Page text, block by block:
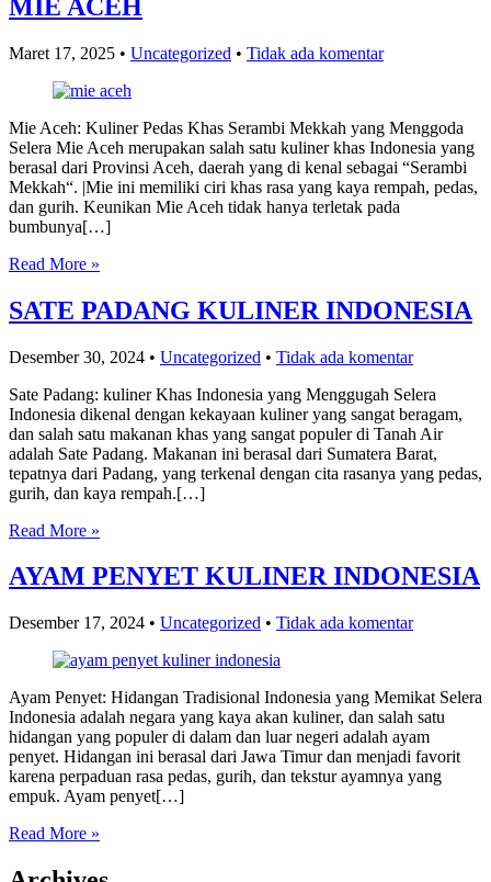
MIE ACEH
Maret 17, 2025 • Uncategorized • Tidak ada komentar
Mie Aceh: Kuliner Pedas Khas Serambi Mekkah yang Menggoda
Selera Mie Aceh merupakan salah satu kuliner khas Indonesia yang
berasal dari Provinsi Aceh, daerah yang di kenal sebagai “Serambi
Mekkah“. |Mie ini memiliki ciri khas rasa yang kaya rempah, pedas,
dan gurih. Keunikan Mie Aceh tidak hanya terletak pada
bumbunya[…]
Read More »
SATE PADANG KULINER INDONESIA
Desember 30, 2024 • Uncategorized • Tidak ada komentar
Sate Padang: kuliner Khas Indonesia yang Menggugah Selera
Indonesia dikenal dengan kekayaan kuliner yang sangat beragam,
dan salah satu makanan khas yang sangat populer di Tanah Air
adalah Sate Padang. Makanan ini berasal dari Sumatera Barat,
tepatnya dari Padang, yang terkenal dengan cita rasanya yang pedas,
gurih, dan kaya rempah.[…]
Read More »
AYAM PENYET KULINER INDONESIA
Desember 17, 2024 • Uncategorized • Tidak ada komentar
Ayam Penyet: Hidangan Tradisional Indonesia yang Memikat Selera
Indonesia adalah negara yang kaya akan kuliner, dan salah satu
hidangan yang populer di dalam dan luar negeri adalah ayam
penyet. Hidangan ini berasal dari Jawa Timur dan menjadi favorit
karena perpaduan rasa pedas, gurih, dan tekstur ayamnya yang
empuk. Ayam penyet[…]
Read More »